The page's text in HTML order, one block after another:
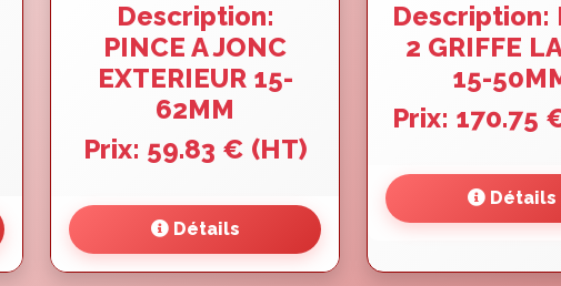
Description:
PINCE A JONC
EXTERIEUR 15-
62MM
Prix: 59.83 € (HT)
Détails
Description:
2 GRIFFE
15-
Prix: 170.75
Détails